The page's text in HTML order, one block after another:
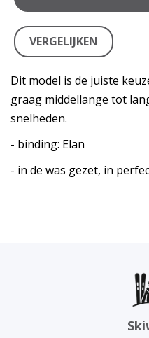
VERGELIJKEN
Dit model is de juiste
graag middellange tot
snelheden.
- binding: Elan
- in de was gezet, in